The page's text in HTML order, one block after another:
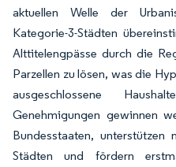
aktuellen Welle der
Kategorie-3-Städten
Alttitelengpässe durch die
Parzellen zu lösen, was die
ausgeschlossene
Genehmigungen gewinnen
Bundesstaaten, unterstützen
Städten und fördern